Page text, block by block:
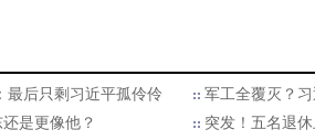
最后只剩习近平孤伶伶
军工全覆灭？
是更像他？
突发！五名退